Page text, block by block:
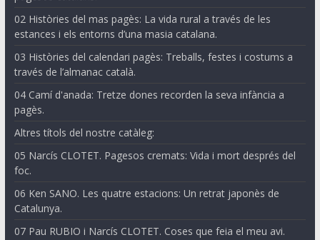
02 Històries del mas pagès: La vida rural a través de les
estances i els entorns d’una masia catalana.
03 Històries del calendari pagès: Treballs, festes i costums a
través de l’almanac català.
04 Camí d'anada: Tretze dones recorden la seva infància a
pagès.
Altres títols del nostre catàleg:
05 Narcís CLOTET. Pagesos cremats: Vida i mort després del
foc.
06 Ken SANO. Les quatre estacions: Un retrat japonès de
Catalunya.
07 Pau RUBIO i Narcís CLOTET. Coses que feia el meu avi.